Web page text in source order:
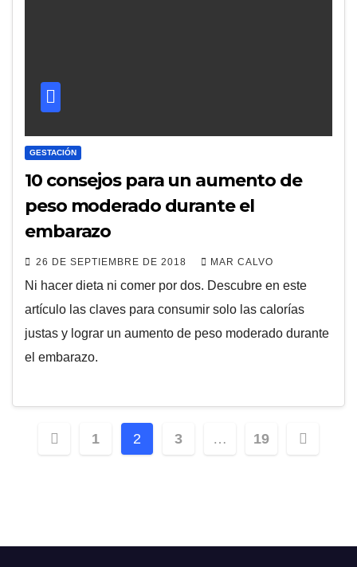
GESTACIÓN
10 consejos para un aumento de
peso moderado durante el
embarazo
26 DE SEPTIEMBRE DE 2018 MAR CALVO
Ni hacer dieta ni comer por dos. Descubre en este
artículo las claves para consumir solo las calorías
justas y lograr un aumento de peso moderado durante
el embarazo.
Paginación
1 2 3 … 19